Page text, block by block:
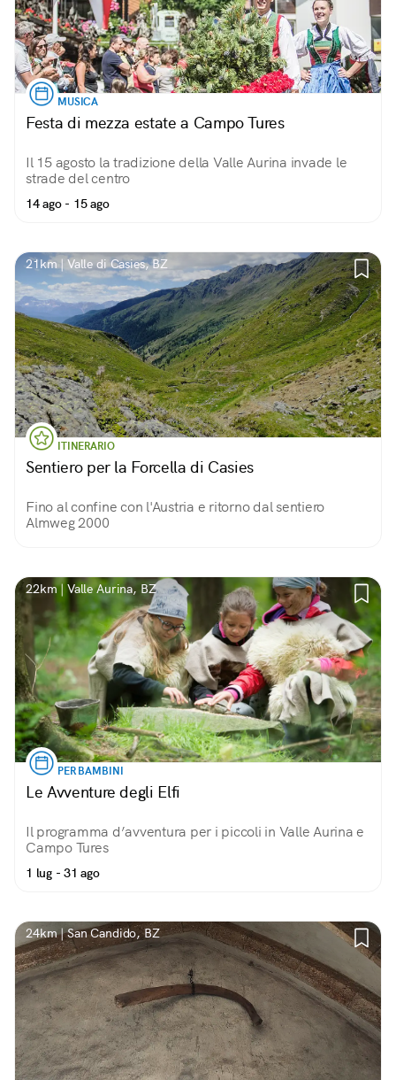
MUSICA
Festa di mezza estate a Campo Tures
Il 15 agosto la tradizione della Valle Aurina invade le
strade del centro
14 ago - 15 ago
21km | Valle di Casies, BZ
ITINERARIO
Sentiero per la Forcella di Casies
Fino al confine con l'Austria e ritorno dal sentiero
Almweg 2000
22km | Valle Aurina, BZ
PER BAMBINI
Le Avventure degli Elfi
Il programma d’avventura per i piccoli in Valle Aurina e
Campo Tures
1 lug - 31 ago
24km | San Candido, BZ